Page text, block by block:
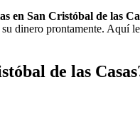
en San Cristóbal de las
dinero prontamente. Aquí
de las